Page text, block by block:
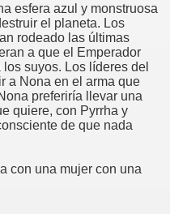
esfera azul y monstruosa
el planeta. Los
rodeado las últimas
a que el Emperador
suyos. Los líderes del
a Nona en el arma que
preferiría llevar una
quiere, con Pyrrha y
de que nada
con una mujer con una